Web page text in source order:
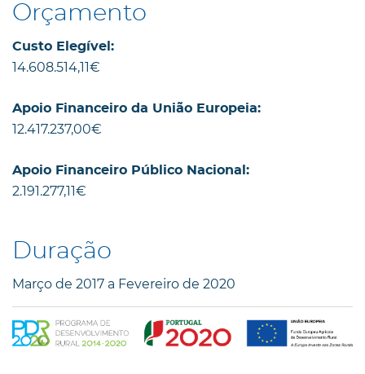
Orçamento
Custo Elegível:
14.608.514,11€
Apoio Financeiro da União Europeia:
12.417.237,00€
Apoio Financeiro Público Nacional:
2.191.277,11€
Duração
Março de 2017 a Fevereiro de 2020